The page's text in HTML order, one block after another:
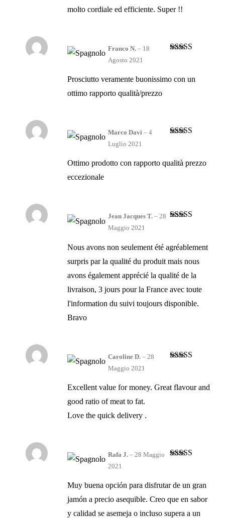
molto cordiale ed efficiente. Super !!
Franco N. – 18
Agosto 2021
Prosciutto veramente buonissimo con un
ottimo rapporto qualità/prezzo
Marco Davi – 4
Luglio 2021
Ottimo prodotto con rapporto qualità prezzo
eccezionale
Jean Jacques T. – 28
Maggio 2021
Nous avons non seulement été agréablement
surpris par la qualité du produit mais nous
avons également apprécié la qualité de la
livraison, 3 jours pour la France avec toute
l'information du suivi toujours disponible.
Bravo
Caroline D. – 28
Maggio 2021
Excellent value for money. Great flavour and
good ratio of meat to fat.
Love the quick delivery .
Rafa J. – 28 Maggio
2021
Muy buena opción para disfrutar de un gran
jamón a precio asequible. Creo que en sabor
y calidad se asemeja o incluso supera a un